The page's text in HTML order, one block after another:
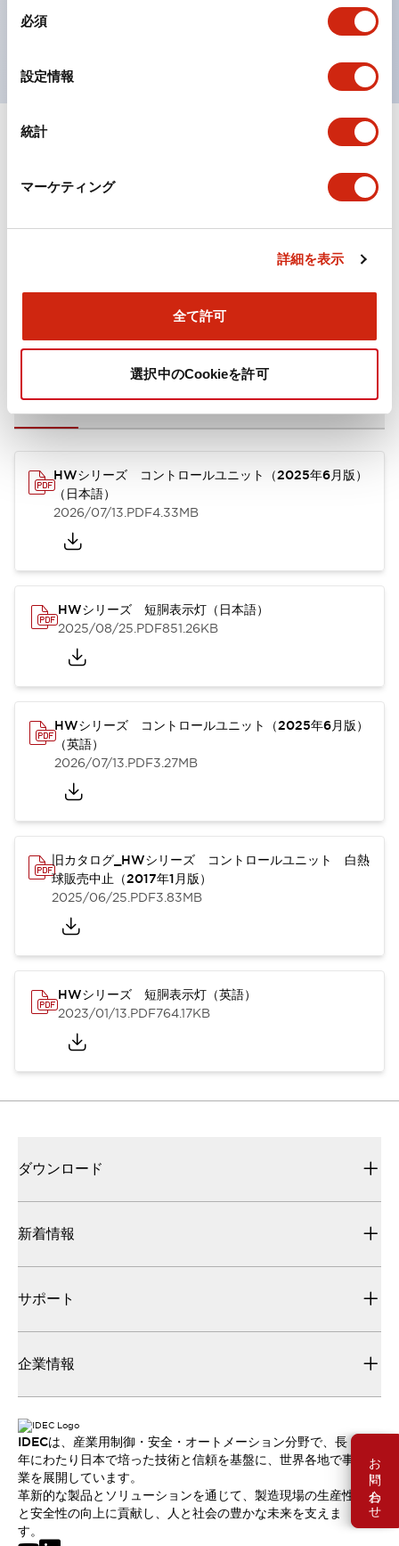
必須
設定情報
統計
マーケティング
詳細を表示
全て許可
選択中のCookieを許可
お問い合わせ
ISO 3864-4安全色に対応。危険時や緊急事態時の色表
現がより明確・鮮明で、より多くの方が識別可能に。
すべて展開+
形状仕様
機能仕様
ドキュメントとファイル
カタログ 取扱説明書 CAD 規格・認証 技術文書 その他
HWシリーズ コントロールユニット（2025年6月版）
（日本語）
2026/07/13.PDF4.33MB
HWシリーズ 短胴表示灯（日本語）
2025/08/25.PDF851.26KB
HWシリーズ コントロールユニット（2025年6月版）
（英語）
2026/07/13.PDF3.27MB
旧カタログ_HWシリーズ コントロールユニット 白熱
球販売中止（2017年1月版）
2025/06/25.PDF3.83MB
HWシリーズ 短胴表示灯（英語）
2023/01/13.PDF764.17KB
ダウンロード
新着情報
サポート
企業情報
IDECは、産業用制御・安全・オートメーション分野で、長
年にわたり日本で培った技術と信頼を基盤に、世界各地で事
業を展開しています。
革新的な製品とソリューションを通じて、製造現場の生産性
と安全性の向上に貢献し、人と社会の豊かな未来を支えま
す。